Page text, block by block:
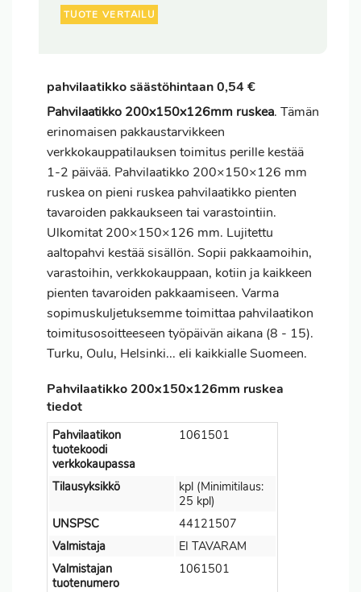
TUOTE VERTAILU
pahvilaatikko säästöhintaan 0,54 €
Pahvilaatikko 200x150x126mm ruskea. Tämän
erinomaisen pakkaustarvikkeen
verkkokauppatilauksen toimitus perille kestää
1-2 päivää. Pahvilaatikko 200×150×126 mm
ruskea on pieni ruskea pahvilaatikko pienten
tavaroiden pakkaukseen tai varastointiin.
Ulkomitat 200×150×126 mm. Lujitettu
aaltopahvi kestää sisällön. Sopii pakkaamoihin,
varastoihin, verkkokauppaan, kotiin ja kaikkeen
pienten tavaroiden pakkaamiseen. Varma
sopimuskuljetuksemme toimittaa pahvilaatikon
toimitusosoitteeseen työpäivän aikana (8 - 15).
Turku, Oulu, Helsinki... eli kaikkialle Suomeen.
Pahvilaatikko 200x150x126mm ruskea
tiedot
Pahvilaatikon
tuotekoodi
verkkokaupassa
1061501
Tilausyksikkö
kpl (Minimitilaus:
25 kpl)
UNSPSC
44121507
Valmistaja
EI TAVARAM
Valmistajan
tuotenumero
1061501